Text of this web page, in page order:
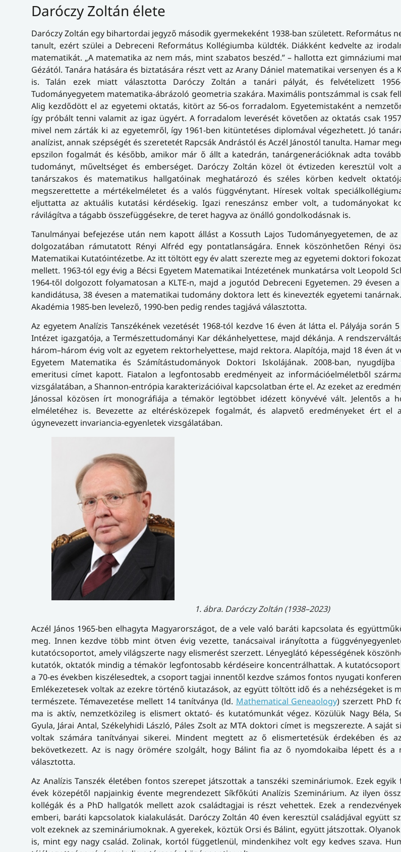
Daróczy Zoltán élete
Daróczy Zoltán egy bihartordai jegyző második gyermekeként 1938-ban született. Református
tanult, ezért szülei a Debreceni Református Kollégiumba küldték. Diákként kedvelte az
matematikát. „A matematika az nem más, mint szabatos beszéd.” – hallotta ezt gimnáziumi
Gézától. Tanára hatására és biztatására részt vett az Arany Dániel matematikai versenyen és a
is. Talán ezek miatt választotta Daróczy Zoltán a tanári pályát, és felvételizett
Tudományegyetem matematika-ábrázoló geometria szakára. Maximális pontszámmal is csak
Alig kezdődött el az egyetemi oktatás, kitört az 56-os forradalom. Egyetemistaként a
így próbált tenni valamit az igaz ügyért. A forradalom leverését követően az oktatás csak
mivel nem zárták ki az egyetemről, így 1961-ben kitüntetéses diplomával végezhetett. Jó
analízist, annak szépségét és szeretetét Rapcsák Andrástól és Aczél Jánostól tanulta. Hamar
epszilon fogalmát és később, amikor már ő állt a katedrán, tanárgenerációknak adta
tudományt, műveltséget és emberséget. Daróczy Zoltán közel öt évtizeden keresztül volt
tanárszakos és matematikus hallgatóinak meghatározó és széles körben kedvelt
megszerettette a mértékelméletet és a valós függvénytant. Híresek voltak
eljuttatta az aktuális kutatási kérdésekig. Igazi reneszánsz ember volt, a tudományokat
rávilágítva a tágabb összefüggésekre, de teret hagyva az önálló gondolkodásnak is.
Tanulmányai befejezése után nem kapott állást a Kossuth Lajos Tudományegyetemen, de
dolgozatában rámutatott Rényi Alfréd egy pontatlanságára. Ennek köszönhetően Rényi
Matematikai Kutatóintézetbe. Az itt töltött egy év alatt szerezte meg az egyetemi doktori
mellett. 1963-tól egy évig a Bécsi Egyetem Matematikai Intézetének munkatársa volt Leopold
1964-től dolgozott folyamatosan a KLTE-n, majd a jogutód Debreceni Egyetemen. 29 évesen
kandidátusa, 38 évesen a matematikai tudomány doktora lett és kinevezték egyetemi
Akadémia 1985-ben levelező, 1990-ben pedig rendes tagjává választotta.
Az egyetem Analízis Tanszékének vezetését 1968-tól kezdve 16 éven át látta el. Pályája során
Intézet igazgatója, a Természettudományi Kar dékánhelyettese, majd dékánja. A
három–három évig volt az egyetem rektorhelyettese, majd rektora. Alapítója, majd 18 éven át
Egyetem Matematika és Számítástudományok Doktori Iskolájának. 2008-ban, nyugdíjba
emeritusi címet kapott. Fiatalon a legfontosabb eredményeit az információelméletből
vizsgálatában, a Shannon-entrópia karakterizációival kapcsolatban érte el. Az ezeket az
Jánossal közösen írt monográfiája a témakör legtöbbet idézett könyvévé vált. Jelentős a
elméletéhez is. Bevezette az eltérésközepek fogalmát, és alapvető eredményeket ért el
úgynevezett invariancia-egyenletek vizsgálatában.
1. ábra. Daróczy Zoltán (1938–2023)
Aczél János 1965-ben elhagyta Magyarországot, de a vele való baráti kapcsolata és
meg. Innen kezdve több mint ötven évig vezette, tanácsaival irányította a
kutatócsoportot, amely világszerte nagy elismerést szerzett. Lényeglátó képességének
kutatók, oktatók mindig a témakör legfontosabb kérdéseire koncentrálhattak. A
a 70-es években kiszélesedtek, a csoport tagjai innentől kezdve számos fontos nyugati
Emlékezetesek voltak az ezekre történő kiutazások, az együtt töltött idő és a nehézségeket is
természete. Témavezetése mellett 14 tanítványa (ld. Mathematical Geneaology) szerzett PhD
ma is aktív, nemzetközileg is elismert oktató- és kutatómunkát végez. Közülük Nagy Béla,
Gyula, Járai Antal, Székelyhidi László, Páles Zsolt az MTA doktori címet is megszerezte. A saját
voltak számára tanítványai sikerei. Mindent megtett az ő elismertetésük érdekében és
bekövetkezett. Az is nagy örömére szolgált, hogy Bálint fia az ő nyomdokaiba lépett és a
választotta.
Az Analízis Tanszék életében fontos szerepet játszottak a tanszéki szemináriumok. Ezek
évek közepétől napjainkig évente megrendezett Síkfőkúti Analízis Szeminárium. Az ilyen
kollégák és a PhD hallgatók mellett azok családtagjai is részt vehettek. Ezek a
emberi, baráti kapcsolatok kialakulását. Daróczy Zoltán 40 éven keresztül családjával együtt
volt ezeknek az szemináriumoknak. A gyerekek, köztük Orsi és Bálint, együtt játszottak.
is, mint egy nagy család. Zolinak, kortól függetlenül, mindenkihez volt egy kedves szava.